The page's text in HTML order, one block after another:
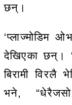
छन्।
‘प्लाज्मोडिम
देखिएका छन्।
बिरामी
भने,